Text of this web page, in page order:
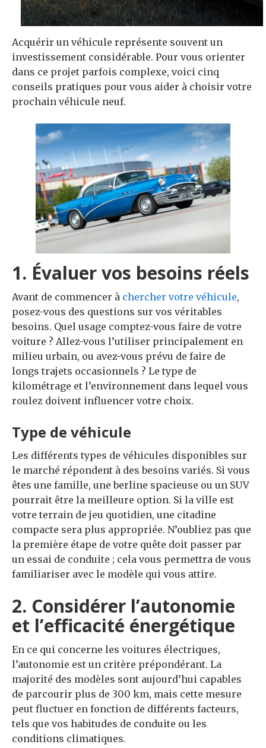
Acquérir un véhicule représente souvent un
investissement considérable. Pour vous orienter
dans ce projet parfois complexe, voici cinq
conseils pratiques pour vous aider à choisir votre
prochain véhicule neuf.
1. Évaluer vos besoins réels
Avant de commencer à chercher votre véhicule,
posez-vous des questions sur vos véritables
besoins. Quel usage comptez-vous faire de votre
voiture ? Allez-vous l’utiliser principalement en
milieu urbain, ou avez-vous prévu de faire de
longs trajets occasionnels ? Le type de
kilométrage et l’environnement dans lequel vous
roulez doivent influencer votre choix.
Type de véhicule
Les différents types de véhicules disponibles sur
le marché répondent à des besoins variés. Si vous
êtes une famille, une berline spacieuse ou un SUV
pourrait être la meilleure option. Si la ville est
votre terrain de jeu quotidien, une citadine
compacte sera plus appropriée. N’oubliez pas que
la première étape de votre quête doit passer par
un essai de conduite ; cela vous permettra de vous
familiariser avec le modèle qui vous attire.
2. Considérer l’autonomie
et l’efficacité énergétique
En ce qui concerne les voitures électriques,
l’autonomie est un critère prépondérant. La
majorité des modèles sont aujourd’hui capables
de parcourir plus de 300 km, mais cette mesure
peut fluctuer en fonction de différents facteurs,
tels que vos habitudes de conduite ou les
conditions climatiques.